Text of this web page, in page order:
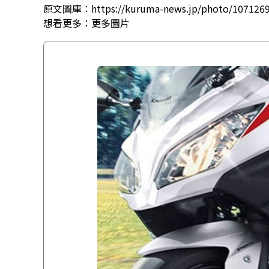
原文圖庫：https://kuruma-news.jp/photo/
想看更多： 更多圖片